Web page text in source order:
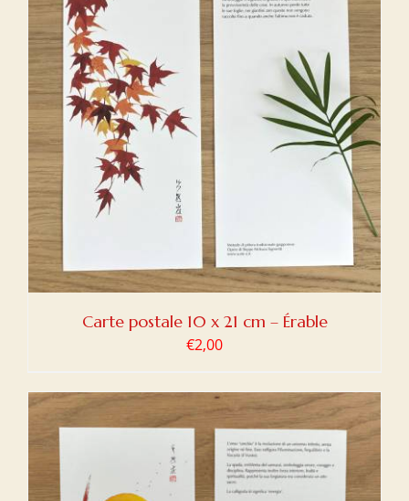
Carte postale 10 x 21 cm – Érable
€2,00